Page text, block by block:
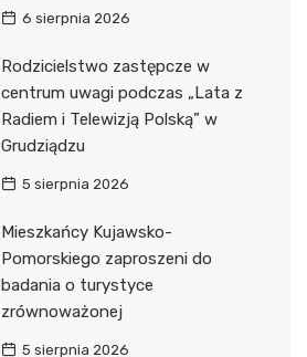
6 sierpnia 2026
Rodzicielstwo zastępcze w
centrum uwagi podczas „Lata z
Radiem i Telewizją Polską” w
Grudziądzu
5 sierpnia 2026
Mieszkańcy Kujawsko-
Pomorskiego zaproszeni do
badania o turystyce
zrównoważonej
5 sierpnia 2026